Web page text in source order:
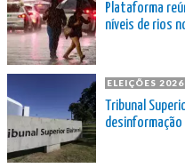
Plataforma
níveis de rios
ELEIÇÕES 2026
Tribunal